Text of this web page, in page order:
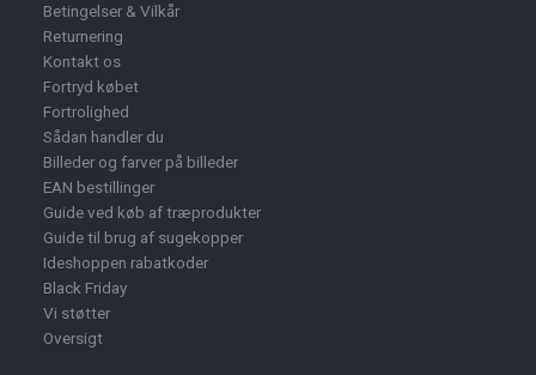
Betingelser & Vilkår
Returnering
Kontakt os
Fortryd købet
Fortrolighed
Sådan handler du
Billeder og farver på billeder
EAN bestillinger
Guide ved køb af træprodukter
Guide til brug af sugekopper
Ideshoppen rabatkoder
Black Friday
Vi støtter
Oversigt